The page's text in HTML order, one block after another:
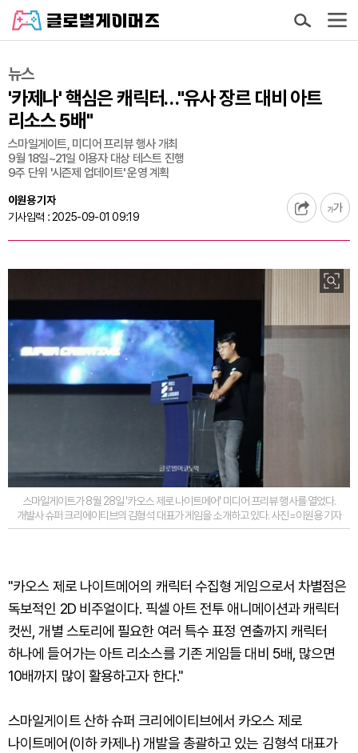
뉴스
'카제나' 핵심은 캐릭터…"유사 장르 대비 아트
리소스 5배"
스마일게이트, 미디어 프리뷰 행사 개최
9월 18일~21일 이용자 대상 테스트 진행
9주 단위 '시즌제 업데이트' 운영 계획
이원용 기자
기사입력 : 2025-09-01 09:19
스마일게이트가 8월 28일 '카오스 제로 나이트메어' 미디어 프리뷰 행사를 열었다.
개발사 슈퍼 크리에이티브의 김형석 대표가 게임을 소개하고 있다. 사진=이원용 기자
"카오스 제로 나이트메어의 캐릭터 수집형 게임으로서 차별점은
독보적인 2D 비주얼이다. 픽셀 아트 전투 애니메이션과 캐릭터
컷씬, 개별 스토리에 필요한 여러 특수 표정 연출까지 캐릭터
하나에 들어가는 아트 리소스를 기존 게임들 대비 5배, 많으면
10배까지 많이 활용하고자 한다."
스마일게이트 산하 슈퍼 크리에이티브에서 카오스 제로
나이트메어(이하 카제나) 개발을 총괄하고 있는 김형석 대표가